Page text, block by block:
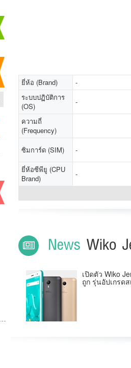
ยี่ห้อ (Brand) -
ระบบปฏิบัติการ
(OS)
-
ความถี่
(Frequency)
ซิมการ์ด (SIM) -
ยี่ห้อซีพียู (CPU
Brand)
-
News Wiko
เปิดตัว Wiko
ถูก รุ่นอัปเกรด